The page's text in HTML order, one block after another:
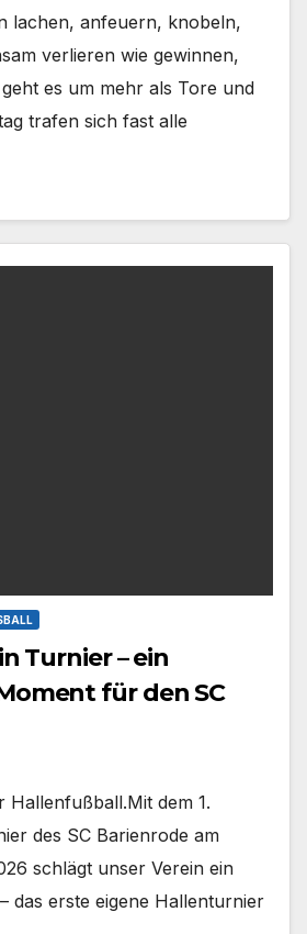
lachen, anfeuern, knobeln,
verlieren wie gewinnen,
es um mehr als Tore und
trafen sich fast alle
Turnier – ein
für den SC
Hallenfußball.Mit dem 1.
des SC Barienrode am
schlägt unser Verein ein
das erste eigene Hallenturnier